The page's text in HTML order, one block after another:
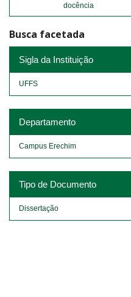
docência
Busca facetada
Sigla da Instituição
UFFS
Departamento
Campus Erechim
Tipo de Documento
Dissertação